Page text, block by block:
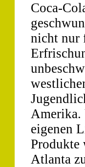
Coca-
nicht nur
Amerika.
eigenen
Produkte
Atlanta